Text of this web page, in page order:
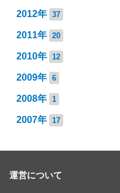
2012年 37
2011年 20
2010年 12
2009年 6
2008年 1
2007年 17
運営について